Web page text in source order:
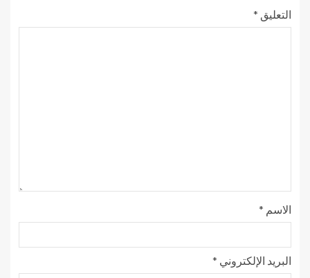
التعليق *
الاسم *
البريد الإلكتروني *